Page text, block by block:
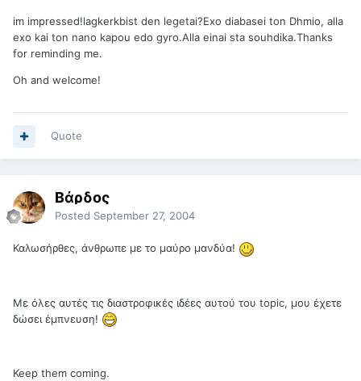
im impressed!lagkerkbist den legetai?Exo diabasei ton Dhmio, alla
exo kai ton nano kapou edo gyro.Alla einai sta souhdika.Thanks
for reminding me.
Oh and welcome!
Quote
Βάρδος
Posted September 27, 2004
Καλωσήρθες, άνθρωπε με το μαύρο μανδύα!
Με όλες αυτές τις διαστροφικές ιδέες αυτού του topic, μου έχετε
δώσει έμπνευση!
Keep them coming.